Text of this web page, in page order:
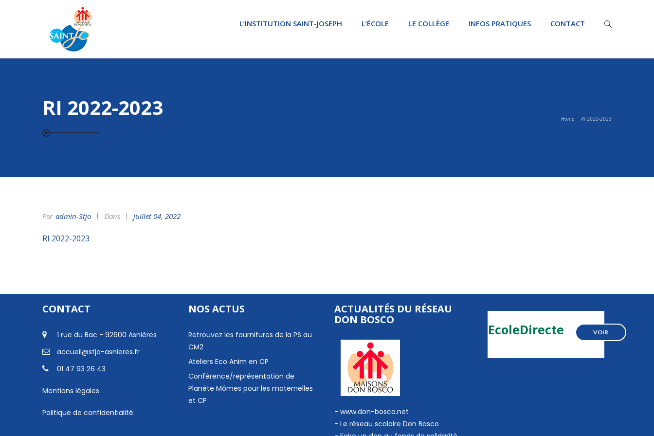
L’INSTITUTION SAINT-JOSEPH L’ÉCOLE LE COLLÈGE INFOS PRATIQUES CONTACT
RI 2022-2023 Home RI 2022-2023
Par Admin-Stjo Dans juillet 04, 2022
RI 2022-2023
CONTACT
1 rue du Bac - 92600 Asnières
accueil@stjo-asnieres.fr
01 47 93 26 43
Mentions légales
Politique de confidentialité
NOS ACTUS
Retrouvez les fournitures de la PS au
CM2
Ateliers Eco Anim en CP
Conférence/représentation de
Planète Mômes pour les maternelles
et CP
ACTUALITÉS DU RÉSEAU
DON BOSCO
- www.don-bosco.net
- Le réseau scolaire Don Bosco
EcoleDirecte VOIR